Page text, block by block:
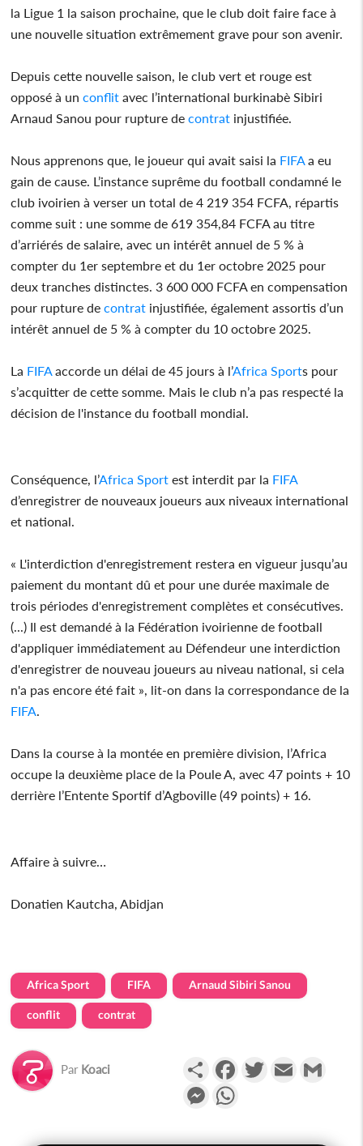
la Ligue 1 la saison prochaine, que le club doit faire face à
une nouvelle situation extrêmement grave pour son avenir.
Depuis cette nouvelle saison, le club vert et rouge est
opposé à unconflit avec l’international burkinabè Sibiri
Arnaud Sanou pour rupture decontrat injustifiée.
Nous apprenons que, le joueur qui avait saisi la FIFAa eu
gain de cause. L’instance suprême du football condamné le
club ivoirien à verser un total de 4 219 354 FCFA, répartis
comme suit : une somme de 619 354,84 FCFA au titre
d’arriérés de salaire, avec un intérêt annuel de 5 % à
compter du 1er septembre et du 1er octobre 2025 pour
deux tranches distinctes. 3 600 000 FCFA en compensation
pour rupture decontrat injustifiée, également assortis d’un
intérêt annuel de 5 % à compter du 10 octobre 2025.
La FIFAaccorde un délai de 45 jours à l’Africa Sports pour
s’acquitter de cette somme. Mais le club n’a pas respecté la
décision de l'instance du football mondial.
Conséquence, l’Africa Sport est interdit par la FIFA
d’enregistrer de nouveaux joueurs aux niveaux international
et national.
« L'interdiction d'enregistrement restera en vigueur jusqu’au
paiement du montant dû et pour une durée maximale de
trois périodes d'enregistrement complètes et consécutives.
(...) Il est demandé à la Fédération ivoirienne de football
d'appliquer immédiatement au Défendeur une interdiction
d'enregistrer de nouveau joueurs au niveau national, si cela
n'a pas encore été fait », lit-on dans la correspondance de la
FIFA.
Dans la course à la montée en première division, l’Africa
occupe la deuxième place de la Poule A, avec 47 points + 10
derrière l’Entente Sportif d’Agboville (49 points) + 16.
Affaire à suivre…
Donatien Kautcha, Abidjan
Africa Sport FIFA Arnaud Sibiri Sanou
conflit contrat
Par Koaci PartagerFacebookTwitterEmail
Messenger